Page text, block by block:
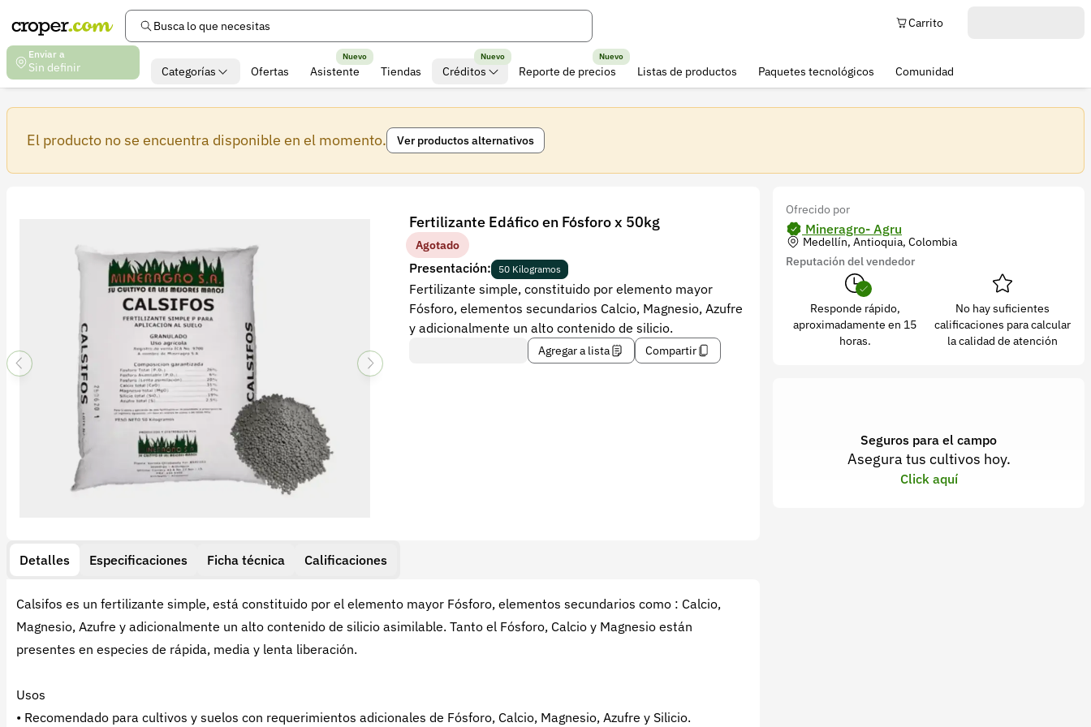
Busca lo que necesitas
Enviar a
Sin definir
Carrito
Categorías Ofertas Asistente
Nuevo
Tiendas Créditos
Nuevo
Reporte de precios
Nuevo
Listas de productos Paquetes tecnológicos Comunidad
El producto no se encuentra disponible en el momento. Ver productos alternativos
Fertilizante Edáfico en Fósforo x 50kg
Agotado
Presentación: 50 Kilogramos
Fertilizante simple, constituido por elemento mayor
Fósforo, elementos secundarios Calcio, Magnesio, Azufre
y adicionalmente un alto contenido de silicio.
Agregar a lista Compartir
Detalles Especificaciones Ficha técnica Calificaciones
Calsifos es un fertilizante simple, está constituido por el elemento mayor Fósforo, elementos secundarios como : Calcio,
Magnesio, Azufre y adicionalmente un alto contenido de silicio asimilable. Tanto el Fósforo, Calcio y Magnesio están
presentes en especies de rápida, media y lenta liberación.
Usos
• Recomendado para cultivos y suelos con requerimientos adicionales de Fósforo, Calcio, Magnesio, Azufre y Silicio.
Ofrecido por
Mineragro- Agru
Medellín, Antioquia, Colombia
Reputación del vendedor
Responde rápido,
aproximadamente en 15
horas.
No hay suficientes
calificaciones para calcular
la calidad de atención
Seguros para el campo
Asegura tus cultivos hoy.
Click aquí